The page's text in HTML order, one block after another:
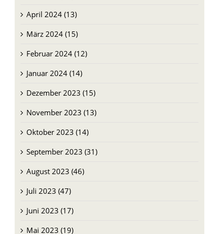
April 2024 (13)
März 2024 (15)
Februar 2024 (12)
Januar 2024 (14)
Dezember 2023 (15)
November 2023 (13)
Oktober 2023 (14)
September 2023 (31)
August 2023 (46)
Juli 2023 (47)
Juni 2023 (17)
Mai 2023 (19)